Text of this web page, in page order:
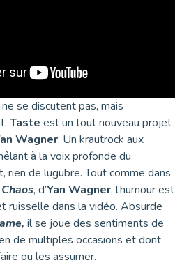
se discutent pas, mais
Taste est un tout nouveau projet
Wagner. Un krautrock aux
à la voix profonde du
rien de lugubre. Tout comme dans
, d’Yan Wagner, l’humour est
ruisselle dans la vidéo. Absurde
il se joue des sentiments de
de multiples occasions et dont
ou les assumer.